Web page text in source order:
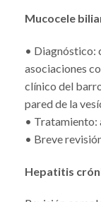
Mucocele
• Diagnóstico:
asociaciones
clínico del
pared de la
• Tratamiento:
• Breve
Hepatitis